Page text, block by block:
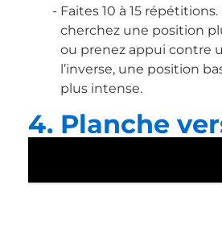
Faites 10 à 15
cherchez une position
ou prenez appui contre
l’inverse, une position
plus intense.
4. Planche